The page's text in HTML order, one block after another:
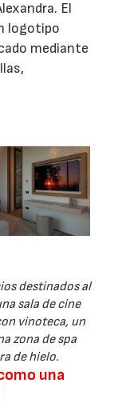
El
logotipo
mediante
destinados al
sala de cine
vinoteca, un
zona de spa
de hielo.
una